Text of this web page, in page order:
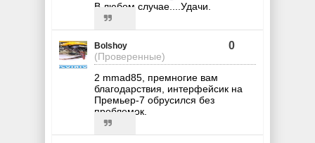
В любом случае....Удачи.
Bolshoy
(Проверенные)
0
2 mmad85, премногие вам
благодарствия, интерфейсик на
Премьер-7 обрусился без
проблемок.